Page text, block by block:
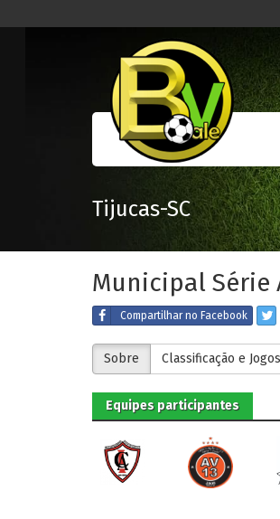
Tijucas-SC
Municipal Série
Compartilharno Facebook
Sobre Classificação e Jogos
Equipes participantes